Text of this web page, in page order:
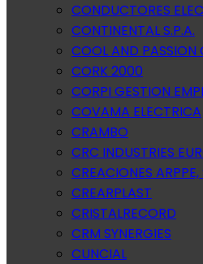
CONDUCTORES
CONTINENTAL S.P.A.
COOL AND PASSION
CORK 2000
CORPI GESTION
COVAMA ELECTRICA
CRAMBO
CRC INDUSTRIES
CREACIONES ARPPE,
CREARPLAST
CRISTALRECORD
CRM SYNERGIES
CUNCIAL